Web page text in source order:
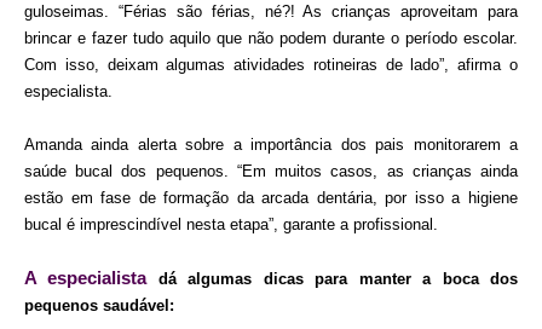
guloseimas. “Férias são férias, né?! As crianças aproveitam para
brincar e fazer tudo aquilo que não podem durante o período escolar.
Com isso, deixam algumas atividades rotineiras de lado”, afirma o
especialista.
Amanda ainda alerta sobre a importância dos pais monitorarem a
saúde bucal dos pequenos. “Em muitos casos, as crianças ainda
estão em fase de formação da arcada dentária, por isso a higiene
bucal é imprescindível nesta etapa”, garante a profissional.
A especialista dá algumas dicas para manter a boca dos
pequenos saudável: